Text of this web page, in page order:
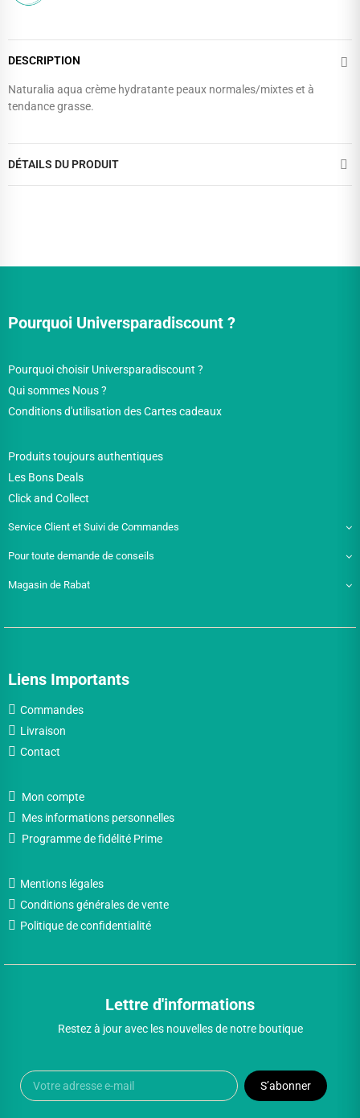
DESCRIPTION
Naturalia aqua crème hydratante peaux normales/mixtes et à
tendance grasse.
DÉTAILS DU PRODUIT
Pourquoi Universparadiscount ?
Pourquoi choisir Universparadiscount ?
Qui sommes Nous ?
Conditions d'utilisation des Cartes cadeaux
Produits toujours authentiques
Les Bons Deals
Click and Collect
Service Client et Suivi de Commandes
Pour toute demande de conseils
Magasin de Rabat
Liens Importants
Commandes
Livraison
Contact
Mon compte
Mes informations personnelles
Programme de fidélité Prime
Mentions légales
Conditions générales de vente
Politique de confidentialité
Lettre d'informations
Restez à jour avec les nouvelles de notre boutique
S’abonner